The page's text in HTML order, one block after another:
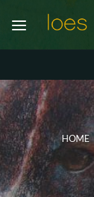
naar
HOME